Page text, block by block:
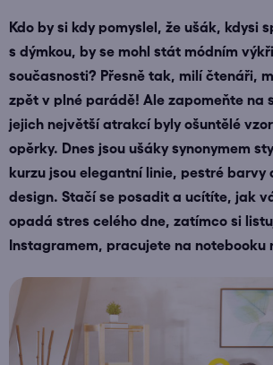
Kdo by si kdy pomyslel, že ušák, kdysi
s dýmkou, by se mohl stát módním
současnosti? Přesně tak, milí čtenáři,
zpět v plné parádě! Ale zapomeňte na
jejich největší atrakcí byly ošuntělé
opěrky. Dnes jsou ušáky synonymem
kurzu jsou elegantní linie, pestré barvy
design. Stačí se posadit a ucítíte, jak
opadá stres celého dne, zatímco si
Instagramem, pracujete na notebooku